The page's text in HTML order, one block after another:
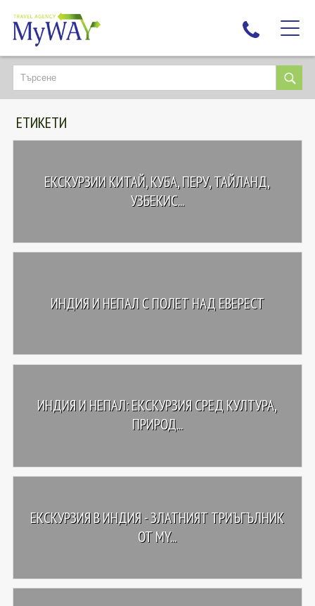
НАЙ-ТЪРСЕНИ
ДЕСТИНАЦИИ
ЕКЗОТИЧНИ ПОЧИВКИ
ЛЮБОПИТНО
ЕТИКЕТИ
ЕКСКУРЗИИ КИТАЙ, КУБА, ПЕРУ, ТАЙЛАНД,
УЗБЕКИС...
ИНДИЯ И НЕПАЛ С ПОЛЕТ НАД ЕВЕРЕСТ
ИНДИЯ И НЕПАЛ: ЕКСКУРЗИЯ СРЕД КУЛТУРА,
ПРИРОД...
ЕКСКУРЗИЯ В ИНДИЯ - ЗЛАТНИЯТ ТРИЪГЪЛНИК
ОТ MY...